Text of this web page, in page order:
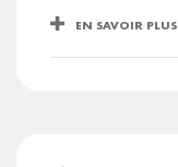
EN SAVOIR PLUS